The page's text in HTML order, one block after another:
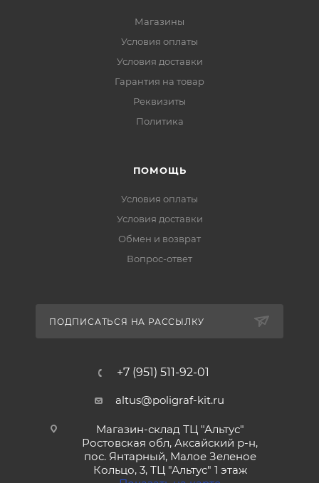
Магазины
Условия оплаты
Условия доставки
Гарантия на товар
Реквизиты
Политика
ПОМОЩЬ
Условия оплаты
Условия доставки
Обмен и возврат
Вопрос-ответ
ПОДПИСАТЬСЯ НА РАССЫЛКУ
+7 (951) 511-92-01
altus@poligraf-kit.ru
Магазин-склад ТЦ "Альтус"
Ростовская обл, Аксайский р-н,
пос. Янтарный, Малое Зеленое
Кольцо, 3, ТЦ "Альтус" 1 этаж